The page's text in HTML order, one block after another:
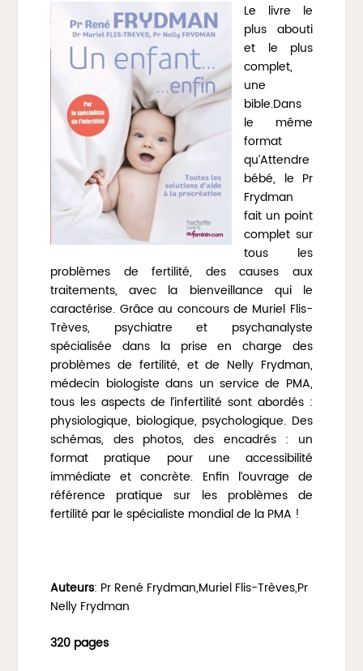
Le livre le
plus abouti
et le plus
complet,
une
bible.Dans
le même
format
qu’Attendre
bébé, le Pr
Frydman
fait un point
complet sur
tous les
problèmes de fertilité, des causes aux
traitements, avec la bienveillance qui le
caractérise. Grâce au concours de Muriel Flis-
Trèves, psychiatre et psychanalyste
spécialisée dans la prise en charge des
problèmes de fertilité, et de Nelly Frydman,
médecin biologiste dans un service de PMA,
tous les aspects de l’infertilité sont abordés :
physiologique, biologique, psychologique. Des
schémas, des photos, des encadrés : un
format pratique pour une accessibilité
immédiate et concrète. Enfin l’ouvrage de
référence pratique sur les problèmes de
fertilité par le spécialiste mondial de la PMA !
Auteurs: Pr René Frydman,Muriel Flis-Trèves,Pr
Nelly Frydman
320 pages